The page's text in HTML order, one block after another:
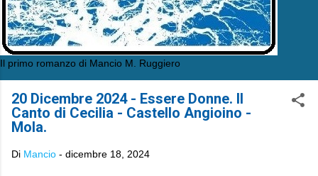
Il primo romanzo di Mancio M. Ruggiero
20 Dicembre 2024 - Essere Donne. Il
Canto di Cecilia - Castello Angioino -
Mola.
Di Mancio - dicembre 18, 2024